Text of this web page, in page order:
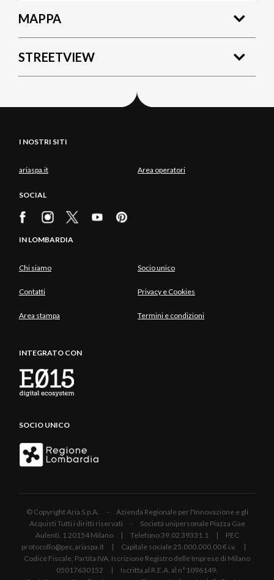
MAPPA
STREETVIEW
I NOSTRI SITI
ariaspa.it Area operatori
SOCIAL
IN LOMBARDIA
Chi siamo Socio unico
Contatti Privacy e Cookies
Area stampa Termini e condizioni
INTEGRATO CON
SOCIO UNICO
© Copyright Aria S.p.A. - Azienda Regionale per l'Innovazione e gli
Acquisti Tutti i diritti riservati - Società unipersonale Piazza Gae
Aulenti, 1 20154 Milano | Telefono 39.02 39331.1 | PEC
protocollo@pec.ariaspa.it | Capitale sociale 25.000.000,00 € i.v. |
Codice Fiscale, Partita IVA, Iscrizione Registro delle Imprese di Milano
05017630152 | Iscritta al R.E.A. al n°1096149.